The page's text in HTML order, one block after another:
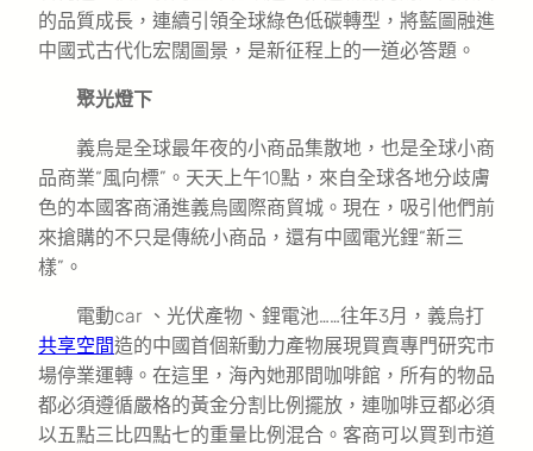
的品質成長，連續引領全球綠色低碳轉型，將藍圖融進
中國式古代化宏闊圖景，是新征程上的一道必答題。
聚光燈下
義烏是全球最年夜的小商品集散地，也是全球小商
品商業“風向標”。天天上午10點，來自全球各地分歧膚
色的本國客商涌進義烏國際商貿城。現在，吸引他們前
來搶購的不只是傳統小商品，還有中國電光鋰“新三
樣”。
電動car 、光伏產物、鋰電池……往年3月，義烏打
共享空間造的中國首個新動力產物展現買賣專門研究市
場停業運轉。在這里，海內她那間咖啡館，所有的物品
都必須遵循嚴格的黃金分割比例擺放，連咖啡豆都必須
以五點三比四點七的重量比例混合。客商可以買到市道